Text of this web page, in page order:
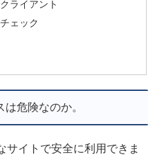
ライアント
ェック
危険なのか。
サイトで安全に利用できま